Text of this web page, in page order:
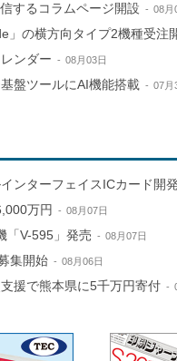
するコラムページ開設 08月
」の横方向タイプ2機種受注
ンダー 08月03日
盤ツールにAI機能搭載 07月
ンターフェイスICカード開発
万円 08月07日
「V-595」発売 08月07日
集開始 08月06日
援で熊本県に5千万円寄付